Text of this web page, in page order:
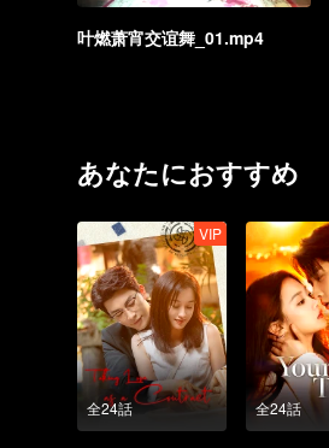
叶燃萧宵交谊舞_01.mp4
あなたにおすすめ
全24話
VIP
全24話